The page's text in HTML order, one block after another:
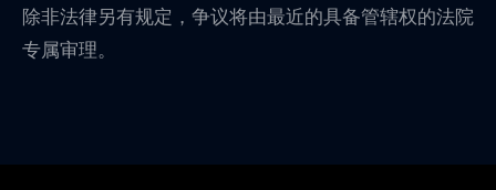
除非法律另有规定，争议将由最近的具备管辖权的法院
专属审理。